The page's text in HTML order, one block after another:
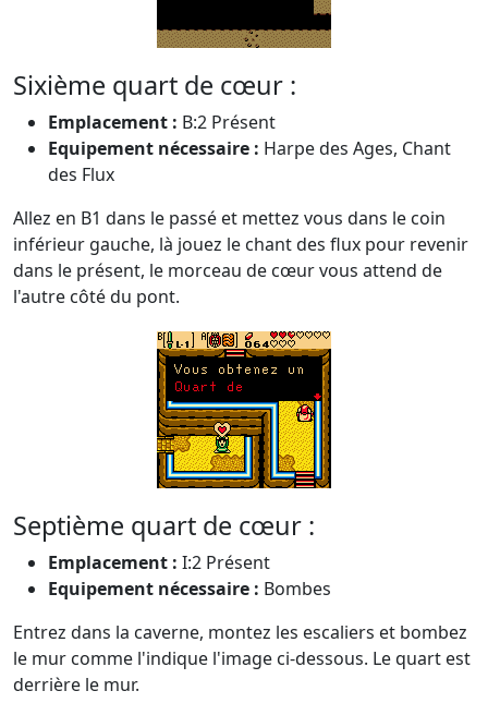
Sixième quart de cœur :
Emplacement : B:2 Présent
Equipement nécessaire : Harpe des Ages, Chant
des Flux
Allez en B1 dans le passé et mettez vous dans le coin
inférieur gauche, là jouez le chant des flux pour revenir
dans le présent, le morceau de cœur vous attend de
l'autre côté du pont.
Septième quart de cœur :
Emplacement : I:2 Présent
Equipement nécessaire : Bombes
Entrez dans la caverne, montez les escaliers et bombez
le mur comme l'indique l'image ci-dessous. Le quart est
derrière le mur.